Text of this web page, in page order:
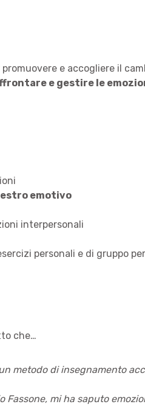
e accogliere il
e gestire le
emotivo
interpersonali
personali e di gruppo
che…
metodo di insegnamento
mi ha saputo